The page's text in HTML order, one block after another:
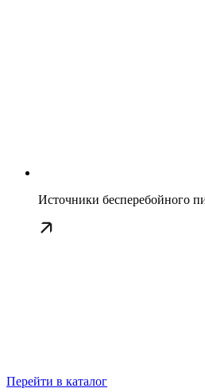
Источники бесперебойного
Перейти в каталог